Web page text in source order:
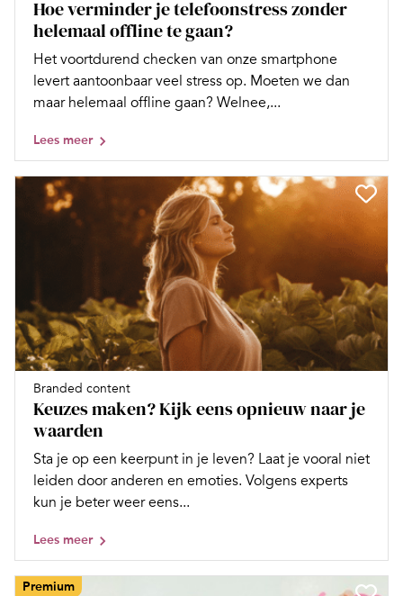
Hoe verminder je telefoonstress zonder
helemaal offline te gaan?
Het voortdurend checken van onze smartphone
levert aantoonbaar veel stress op. Moeten we dan
maar helemaal offline gaan? Welnee,...
Lees meer
Branded content
Keuzes maken? Kijk eens opnieuw naar je
waarden
Sta je op een keerpunt in je leven? Laat je vooral niet
leiden door anderen en emoties. Volgens experts
kun je beter weer eens...
Lees meer
Premium